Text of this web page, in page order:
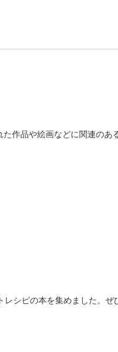
作品や絵画などに関連のあ
レシピの本を集めました。ぜ